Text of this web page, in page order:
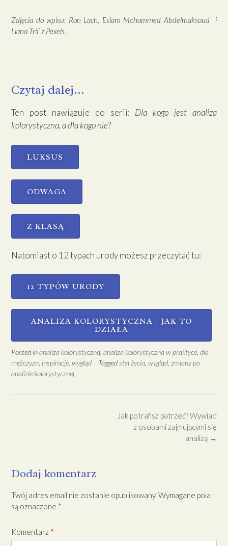
Zdjęcia do wpisu: Ron Lach, Eslam Mohammed Abdelmaksoud i
Liana Tril’ z Pexels.
Czytaj dalej...
Ten post nawiązuje do serii: Dla kogo jest analiza
kolorystyczna, a dla kogo nie?
LUKSUS
ODWAGA
Z KLASĄ
Natomiast o 12 typach urody możesz przeczytać tu:
12 TYPÓW URODY
ANALIZA KOLORYSTYCZNA - JAK TO
DZIAŁA
Posted inanaliza kolorystyczna analiza kolorystyczna w praktyce dla
mężczyzn inspiracje wygląd Tagged styl życia wygląd zmiany po
analizie kolorystycznej
Jak potrafisz patrzeć? Wywiad
z osobami zajmującymi się
analizą →
Dodaj komentarz
Twój adres email nie zostanie opublikowany. Wymagane pola
są oznaczone *
Komentarz *